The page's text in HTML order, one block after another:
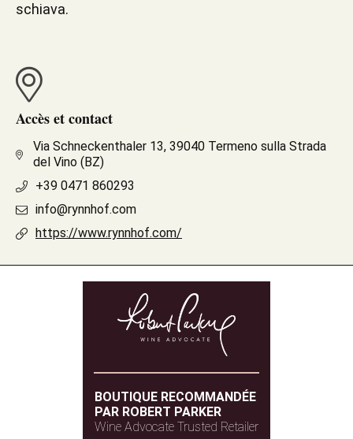
schiava.
Accès et contact
Via Schneckenthaler 13, 39040 Termeno sulla Strada
del Vino (BZ)
+39 0471 860293
info@rynnhof.com
https://www.rynnhof.com/
BOUTIQUE RECOMMANDÉE
PAR ROBERT PARKER
Wine Advocate Trusted Retailer